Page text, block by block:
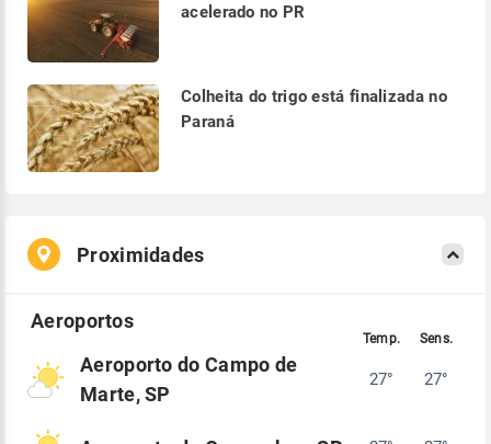
acelerado no PR
Colheita do trigo está finalizada no
Paraná
Proximidades
Aeroporto do Campo de
Marte, SP
27° 27°